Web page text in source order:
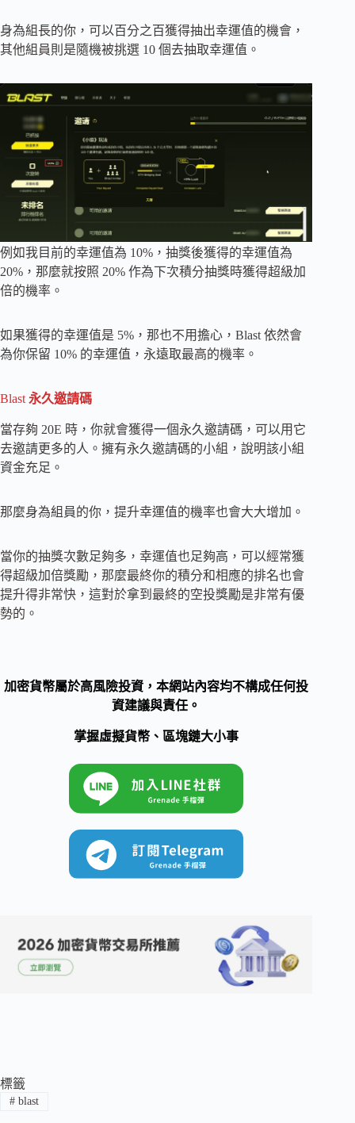
身為組長的你，可以百分之百獲得抽出幸運值的機會，
其他組員則是隨機被挑選 10 個去抽取幸運值。
例如我目前的幸運值為 10%，抽獎後獲得的幸運值為
20%，那麼就按照 20% 作為下次積分抽獎時獲得超級加
倍的機率。
如果獲得的幸運值是 5%，那也不用擔心，Blast 依然會
為你保留 10% 的幸運值，永遠取最高的機率。
Blast 永久邀請碼
當存夠 20E 時，你就會獲得一個永久邀請碼，可以用它
去邀請更多的人。擁有永久邀請碼的小組，說明該小組
資金充足。
那麼身為組員的你，提升幸運值的機率也會大大增加。
當你的抽獎次數足夠多，幸運值也足夠高，可以經常獲
得超級加倍獎勵，那麼最終你的積分和相應的排名也會
提升得非常快，這對於拿到最終的空投獎勵是非常有優
勢的。
加密貨幣屬於高風險投資，本網站內容均不構成任何投
資建議與責任。
掌握虛擬貨幣、區塊鏈大小事
標籤
#blast